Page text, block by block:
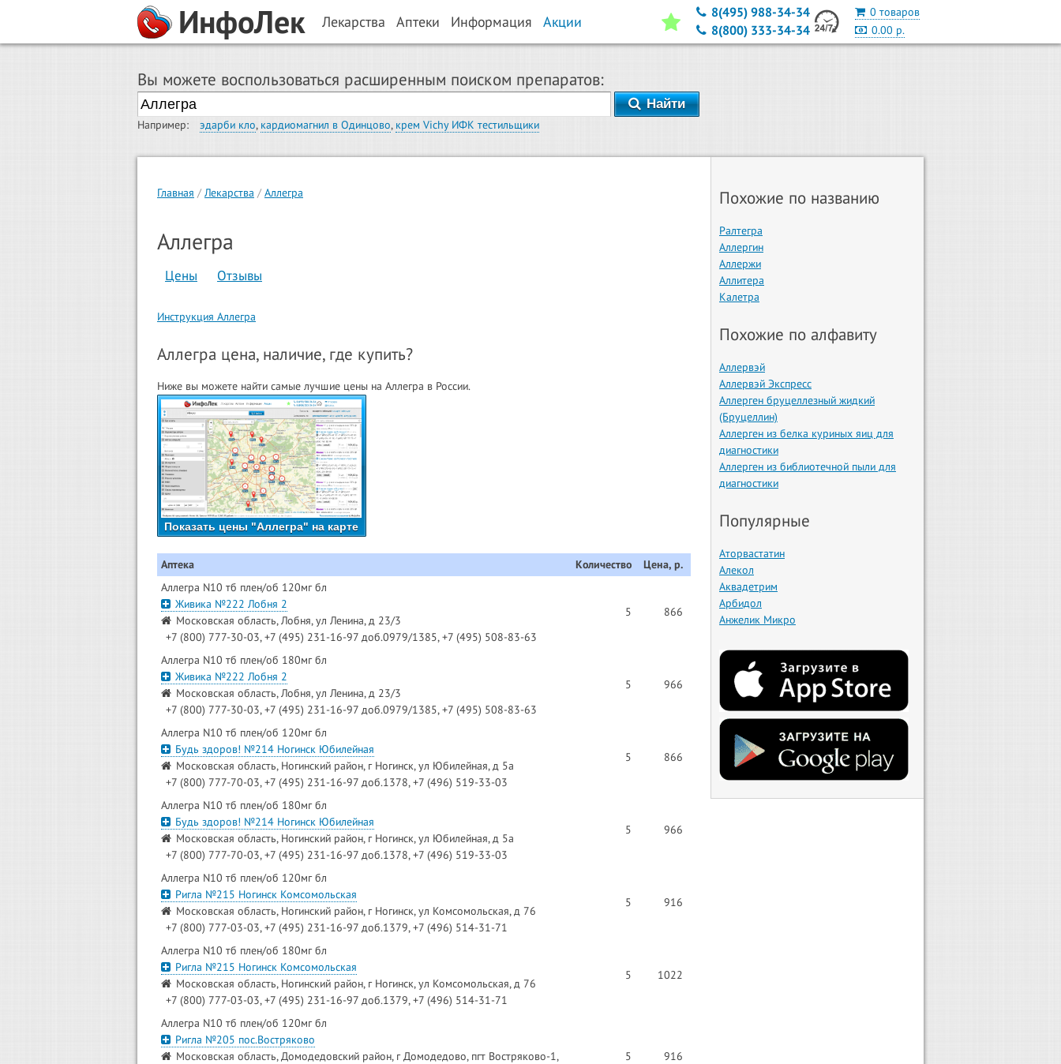
ИнфоЛек Лекарства Аптеки Информация Акции
0 товаров
0.00 р.
8(495) 988-34-34
8(800) 333-34-34
Вы можете воспользоваться расширенным поиском препаратов:
Найти
Например: эдарби кло, кардиомагнил в Одинцово, крем Vichy ИФК тестильщики
Главная Лекарства Аллегра
Аллегра
Цены Отзывы
Инструкция Аллегра
Аллегра цена, наличие, где купить?
Ниже вы можете найти самые лучшие цены на Аллегра в России.
Показать цены "Аллегра" на карте
Аптека Количество
Цена, р.
Аллегра N10 тб плен/об 120мг бл
Живика №222 Лобня 2
Московская область, Лобня, ул Ленина, д 23/3
+7 (800) 777-30-03, +7 (495) 231-16-97 доб.0979/1385, +7 (495) 508-83-63
5 866
Аллегра N10 тб плен/об 180мг бл
Живика №222 Лобня 2
Московская область, Лобня, ул Ленина, д 23/3
+7 (800) 777-30-03, +7 (495) 231-16-97 доб.0979/1385, +7 (495) 508-83-63
5 966
Аллегра N10 тб плен/об 120мг бл
Будь здоров! №214 Ногинск Юбилейная
Московская область, Ногинский район, г Ногинск, ул Юбилейная, д 5а
+7 (800) 777-70-03, +7 (495) 231-16-97 доб.1378, +7 (496) 519-33-03
5 866
Аллегра N10 тб плен/об 180мг бл
Будь здоров! №214 Ногинск Юбилейная
Московская область, Ногинский район, г Ногинск, ул Юбилейная, д 5а
+7 (800) 777-70-03, +7 (495) 231-16-97 доб.1378, +7 (496) 519-33-03
5 966
Аллегра N10 тб плен/об 120мг бл
Ригла №215 Ногинск Комсомольская
Московская область, Ногинский район, г Ногинск, ул Комсомольская, д 76
+7 (800) 777-03-03, +7 (495) 231-16-97 доб.1379, +7 (496) 514-31-71
5 916
Аллегра N10 тб плен/об 180мг бл
Ригла №215 Ногинск Комсомольская
Московская область, Ногинский район, г Ногинск, ул Комсомольская, д 76
+7 (800) 777-03-03, +7 (495) 231-16-97 доб.1379, +7 (496) 514-31-71
5 1022
Аллегра N10 тб плен/об 120мг бл
Ригла №205 пос.Востряково
Московская область, Домодедовский район, г Домодедово, пгт Востряково-1,
5 916
Похожие по названию
Ралтегра
Аллергин
Аллержи
Аллитера
Калетра
Похожие по алфавиту
Аллервэй
Аллервэй Экспресс
Аллерген бруцеллезный жидкий
(Бруцеллин)
Аллерген из белка куриных яиц для
диагностики
Аллерген из библиотечной пыли для
диагностики
Популярные
Аторвастатин
Алекол
Аквадетрим
Арбидол
Анжелик Микро